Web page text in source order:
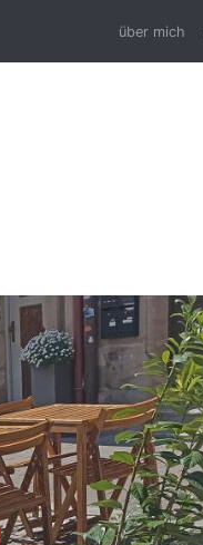
über mich